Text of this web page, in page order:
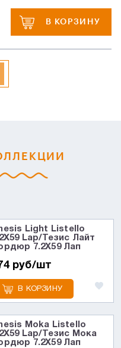
В КОРЗИНУ
Light Listello
Lap/Тезис Лайт
7.2X59 Лап
руб/шт
В КОРЗИНУ
Moka Listello
Lap/Тезис Мока
7.2X59 Лап